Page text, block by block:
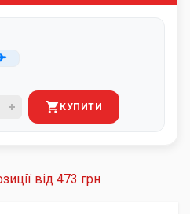
КУПИТИ
Ще 11 пропозиції від 473 грн